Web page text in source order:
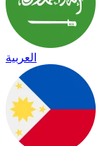
العربية